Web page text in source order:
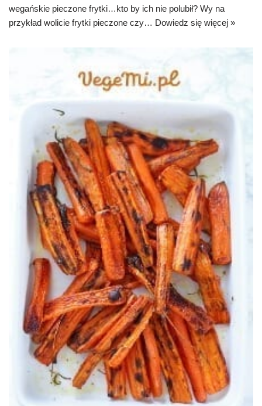
wegańskie pieczone frytki…kto by ich nie polubił? Wy na
przykład wolicie frytki pieczone czy… Dowiedz się więcej »